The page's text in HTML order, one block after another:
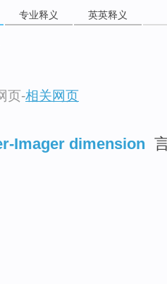
专业释义 英英释义
页-相关网页
Imager dimension